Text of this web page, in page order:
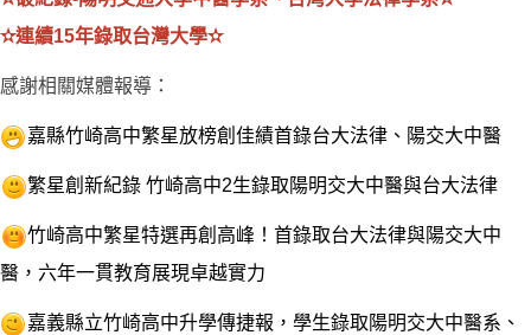
✫連續15年錄取台灣大學✫
感謝相關媒體報導：
嘉縣竹崎高中繁星放榜創佳績首錄台大法律、陽交大中醫
繁星創新紀錄 竹崎高中2生錄取陽明交大中醫與台大法律
竹崎高中繁星特選再創高峰！首錄取台大法律與陽交大中
醫，六年一貫教育展現卓越實力
嘉義縣立竹崎高中升學傳捷報，學生錄取陽明交大中醫系、